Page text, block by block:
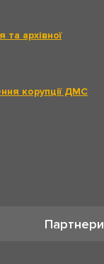
архівної
корупції ДМС
Партнери